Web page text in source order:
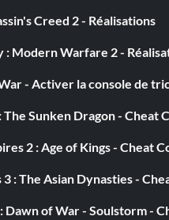
Creed 2 - Réalisations
: Modern Warfare 2 -
- Activer la console de
The Sunken Dragon - Cheat
2 : Age of Kings - Cheat
: The Asian Dynasties -
Dawn of War - Soulstorm -